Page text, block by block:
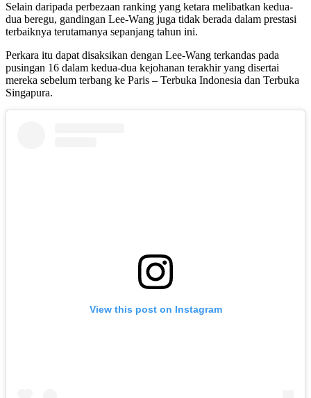
Selain daripada perbezaan ranking yang ketara melibatkan kedua-
dua beregu, gandingan Lee-Wang juga tidak berada dalam prestasi
terbaiknya terutamanya sepanjang tahun ini.
Perkara itu dapat disaksikan dengan Lee-Wang terkandas pada
pusingan 16 dalam kedua-dua kejohanan terakhir yang disertai
mereka sebelum terbang ke Paris – Terbuka Indonesia dan Terbuka
Singapura.
View this post on Instagram